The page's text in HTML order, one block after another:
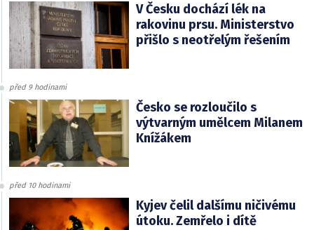
V Česku dochází lék na
rakovinu prsu. Ministerstvo
přišlo s neotřelým řešením
před 9 hodinami
Česko se rozloučilo s
výtvarným umělcem Milanem
Knížákem
před 10 hodinami
Kyjev čelil dalšímu ničivému
útoku. Zemřelo i dítě